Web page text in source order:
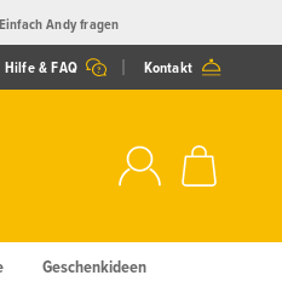
Einfach Andy fragen
Hilfe & FAQ Kontakt
Geschenkideen